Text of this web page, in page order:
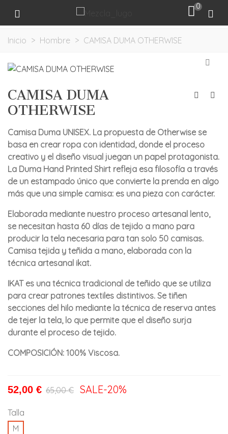
0
Inicio > Hombre > CAMISA DUMA OTHERWISE
CAMISA DUMA
OTHERWISE
Camisa Duma UNISEX. La propuesta de Otherwise se
basa en crear ropa con identidad, donde el proceso
creativo y el diseño visual juegan un papel protagonista.
La Duma Hand Printed Shirt refleja esa filosofía a través
de un estampado único que convierte la prenda en algo
más que una simple camisa: es una pieza con carácter.
Elaborada mediante nuestro proceso artesanal lento,
se necesitan hasta 60 días de tejido a mano para
producir la tela necesaria para tan solo 50 camisas.
Camisa tejida y teñida a mano, elaborada con la
técnica artesanal ikat.
IKAT es una técnica tradicional de teñido que se utiliza
para crear patrones textiles distintivos. Se tiñen
secciones del hilo mediante la técnica de reserva antes
de tejer la tela, lo que permite que el diseño surja
durante el proceso de tejido.
COMPOSICIÓN: 100% Viscosa.
52,00 € 65,00 € SALE-20%
Talla
M